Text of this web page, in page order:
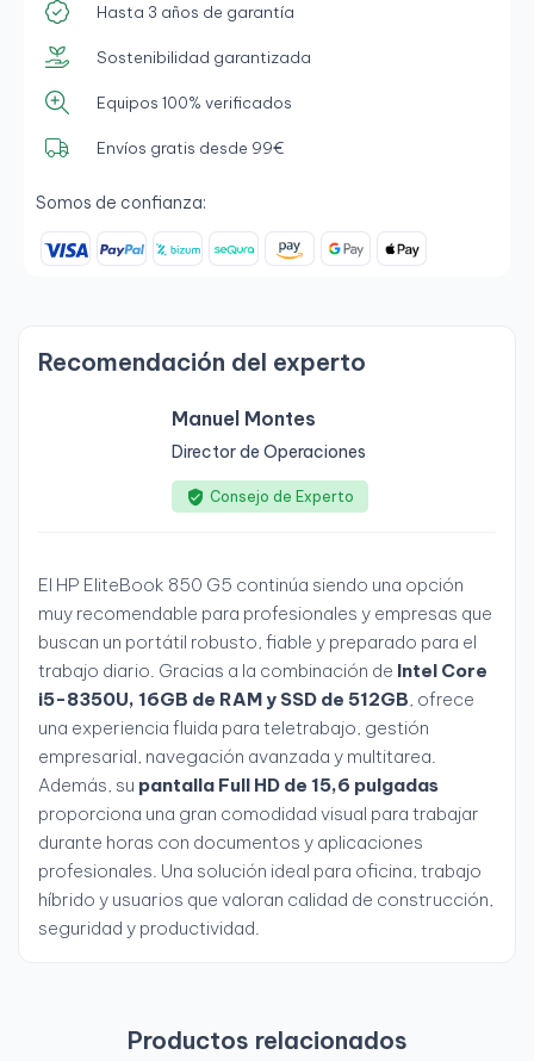
Hasta 3 años de garantía
Sostenibilidad garantizada
Equipos 100% verificados
Envíos gratis desde 99€
Somos de confianza:
Recomendación del experto
Manuel Montes
Director de Operaciones
Consejo de Experto
El HP EliteBook 850 G5 continúa siendo una opción
muy recomendable para profesionales y empresas que
buscan un portátil robusto, fiable y preparado para el
trabajo diario. Gracias a la combinación de Intel Core
i5-8350U, 16GB de RAM y SSD de 512GB, ofrece
una experiencia fluida para teletrabajo, gestión
empresarial, navegación avanzada y multitarea.
Además, su pantalla Full HD de 15,6 pulgadas
proporciona una gran comodidad visual para trabajar
durante horas con documentos y aplicaciones
profesionales. Una solución ideal para oficina, trabajo
híbrido y usuarios que valoran calidad de construcción,
seguridad y productividad.
Productos relacionados